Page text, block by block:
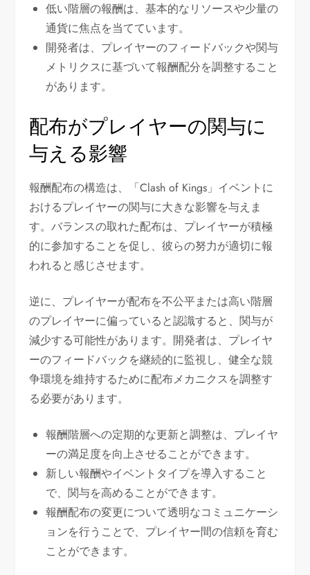
低い階層の報酬は、基本的なリソースや少量の
通貨に焦点を当てています。
開発者は、プレイヤーのフィードバックや関与
メトリクスに基づいて報酬配分を調整すること
があります。
配布がプレイヤーの関与に
与える影響
報酬配布の構造は、「Clash of Kings」イベントに
おけるプレイヤーの関与に大きな影響を与えま
す。バランスの取れた配布は、プレイヤーが積極
的に参加することを促し、彼らの努力が適切に報
われると感じさせます。
逆に、プレイヤーが配布を不公平または高い階層
のプレイヤーに偏っていると認識すると、関与が
減少する可能性があります。開発者は、プレイヤ
ーのフィードバックを継続的に監視し、健全な競
争環境を維持するために配布メカニクスを調整す
る必要があります。
報酬階層への定期的な更新と調整は、プレイヤ
ーの満足度を向上させることができます。
新しい報酬やイベントタイプを導入すること
で、関与を高めることができます。
報酬配布の変更について透明なコミュニケーシ
ョンを行うことで、プレイヤー間の信頼を育む
ことができます。